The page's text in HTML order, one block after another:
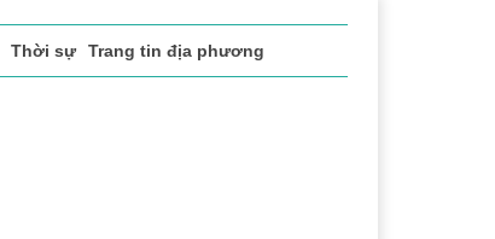
Thời sự Trang tin địa phương